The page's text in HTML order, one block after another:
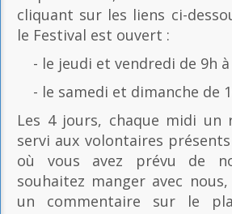
cliquant sur les liens ci-
le Festival est ouvert :
- le jeudi et vendredi de 9h à
- le samedi et dimanche de
Les 4 jours, chaque midi un
servi aux volontaires
où vous avez prévu de
souhaitez manger avec
un commentaire sur le